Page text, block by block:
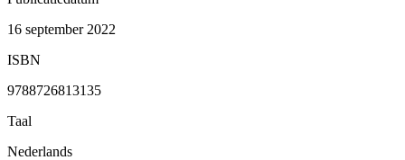
16 september 2022
ISBN
9788726813135
Taal
Nederlands